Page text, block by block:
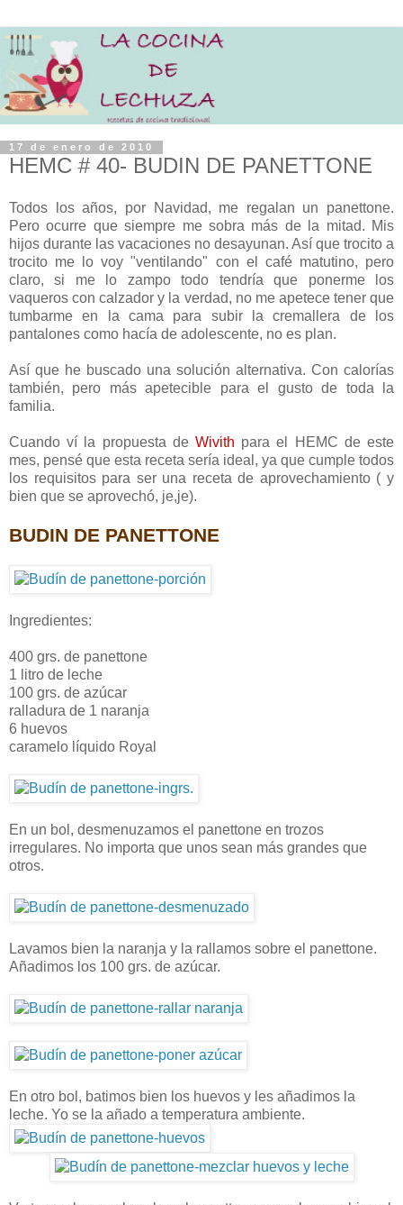
17 de enero de 2010
HEMC # 40- BUDIN DE PANETTONE
Todos los años, por Navidad, me regalan un panettone.
Pero ocurre que siempre me sobra más de la mitad. Mis
hijos durante las vacaciones no desayunan. Así que trocito a
trocito me lo voy "ventilando" con el café matutino, pero
claro, si me lo zampo todo tendría que ponerme los
vaqueros con calzador y la verdad, no me apetece tener que
tumbarme en la cama para subir la cremallera de los
pantalones como hacía de adolescente, no es plan.
Así que he buscado una solución alternativa. Con calorías
también, pero más apetecible para el gusto de toda la
familia.
Cuando ví la propuesta de Wivith para el HEMC de este
mes, pensé que esta receta sería ideal, ya que cumple todos
los requisitos para ser una receta de aprovechamiento ( y
bien que se aprovechó, je,je).
BUDIN DE PANETTONE
Ingredientes:
400 grs. de panettone
1 litro de leche
100 grs. de azúcar
ralladura de 1 naranja
6 huevos
caramelo líquido Royal
En un bol, desmenuzamos el panettone en trozos
irregulares. No importa que unos sean más grandes que
otros.
Lavamos bien la naranja y la rallamos sobre el panettone.
Añadimos los 100 grs. de azúcar.
En otro bol, batimos bien los huevos y les añadimos la
leche. Yo se la añado a temperatura ambiente.